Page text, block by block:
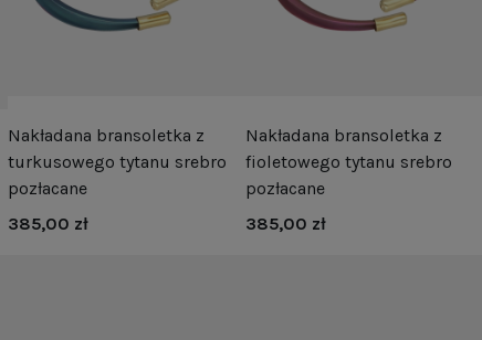
Nakładana bransoletka z
turkusowego tytanu srebro
pozłacane
385,00 zł
Nakładana bransoletka z
fioletowego tytanu srebro
pozłacane
385,00 zł